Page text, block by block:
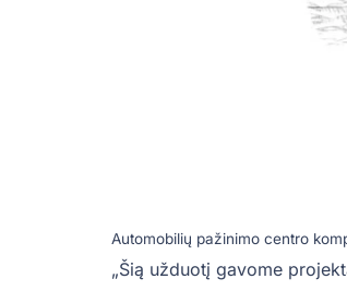
Automobilių pažinimo centro
„Šią užduotį gavome